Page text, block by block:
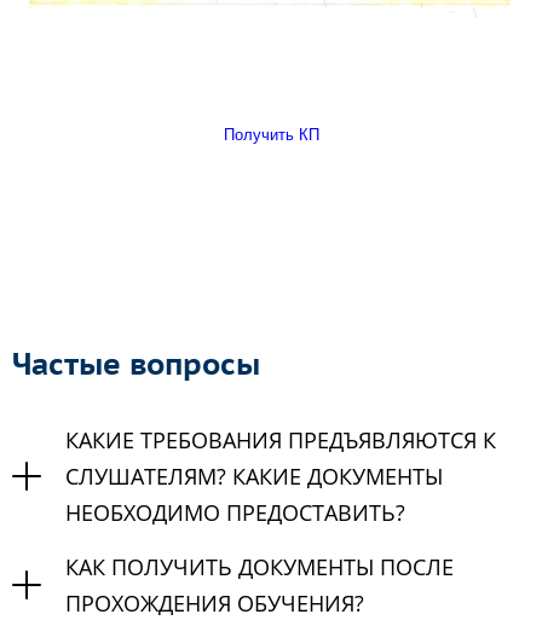
Получить КП
Частые вопросы
КАКИЕ ТРЕБОВАНИЯ ПРЕДЪЯВЛЯЮТСЯ К
СЛУШАТЕЛЯМ? КАКИЕ ДОКУМЕНТЫ
НЕОБХОДИМО ПРЕДОСТАВИТЬ?
КАК ПОЛУЧИТЬ ДОКУМЕНТЫ ПОСЛЕ
ПРОХОЖДЕНИЯ ОБУЧЕНИЯ?